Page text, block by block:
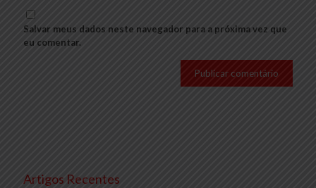
Salvar meus dados neste navegador para a próxima vez que
eu comentar.
Artigos Recentes